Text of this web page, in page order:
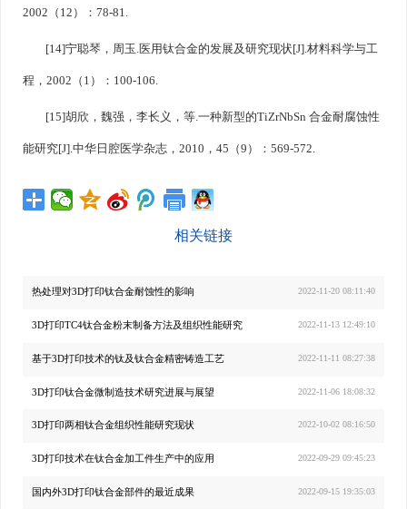
2002（12）：78-81.
[14]宁聪琴，周玉.医用钛合金的发展及研究现状[J].材料科学与工
程，2002（1）：100-106.
[15]胡欣，魏强，李长义，等.一种新型的TiZrNbSn 合金耐腐蚀性
能研究[J].中华日腔医学杂志，2010，45（9）：569-572.
相关链接
2022-11-20 08:11:40
热处理对3D打印钛合金耐蚀性的影响
2022-11-13 12:49:10
3D打印TC4钛合金粉末制备方法及组织性能研究
2022-11-11 08:27:38
基于3D打印技术的钛及钛合金精密铸造工艺
2022-11-06 18:08:32
3D打印钛合金微制造技术研究进展与展望
2022-10-02 08:16:50
3D打印两相钛合金组织性能研究现状
2022-09-29 09:45:23
3D打印技术在钛合金加工件生产中的应用
2022-09-15 19:35:03
国内外3D打印钛合金部件的最近成果